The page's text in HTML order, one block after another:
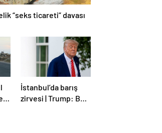
“seks ticareti” davası
İstanbul’da barış
zirvesi | Trump: Ben